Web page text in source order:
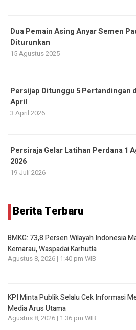
Dua Pemain Asing Anyar Semen
Diturunkan
15 Agustus 2025
Persijap Ditunggu 5 Pertandingan
April
3 April 2026
Persiraja Gelar Latihan Perdana 1
2026
19 Juli 2026
Berita Terbaru
BMKG: 73,8 Persen Wilayah Indonesia
Kemarau, Waspadai Karhutla
Agustus 8, 2026 | 1:40 pm WIB
KPI Minta Publik Selalu Cek Informasi
Media Arus Utama
Agustus 8, 2026 | 1:36 pm WIB